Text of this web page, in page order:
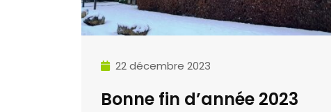
22 décembre 2023
Bonne fin d’année 2023